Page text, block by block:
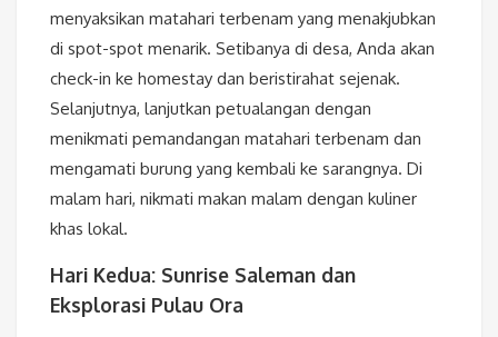
menyaksikan matahari terbenam yang menakjubkan
di spot-spot menarik. Setibanya di desa, Anda akan
check-in ke homestay dan beristirahat sejenak.
Selanjutnya, lanjutkan petualangan dengan
menikmati pemandangan matahari terbenam dan
mengamati burung yang kembali ke sarangnya. Di
malam hari, nikmati makan malam dengan kuliner
khas lokal.
Hari Kedua: Sunrise Saleman dan
Eksplorasi Pulau Ora